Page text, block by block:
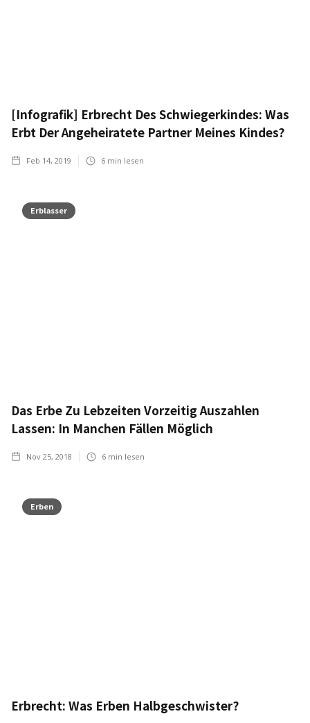
[Infografik] Erbrecht Des Schwiegerkindes: Was
Erbt Der Angeheiratete Partner Meines Kindes?
Feb 14, 2019 6 min lesen
Erblasser
Das Erbe Zu Lebzeiten Vorzeitig Auszahlen
Lassen: In Manchen Fällen Möglich
Nov 25, 2018 6 min lesen
Erben
Erbrecht: Was Erben Halbgeschwister?